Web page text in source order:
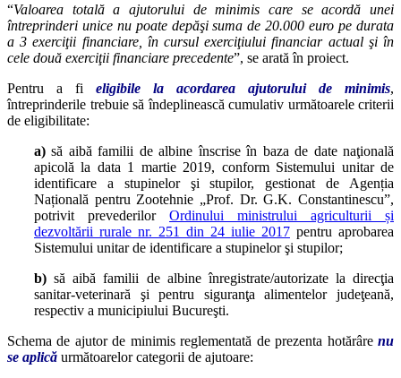
“Valoarea totală a ajutorului de minimis care se acordă unei
întreprinderi unice nu poate depăşi suma de 20.000 euro pe durata
a 3 exerciţii financiare, în cursul exerciţiului financiar actual şi în
cele două exerciţii financiare precedente”, se arată în proiect.
Pentru a fi eligibile la acordarea ajutorului de minimis,
întreprinderile trebuie să îndeplinească cumulativ următoarele criterii
de eligibilitate:
a)să aibă familii de albine înscrise în baza de date naţională
apicolă la data 1 martie 2019, conform Sistemului unitar de
identificare a stupinelor şi stupilor, gestionat de Agenția
Națională pentru Zootehnie „Prof. Dr. G.K. Constantinescu”,
potrivit prevederilor Ordinului ministrului agriculturii și
dezvoltării rurale nr. 251 din 24 iulie 2017 pentru aprobarea
Sistemului unitar de identificare a stupinelor şi stupilor;
b)să aibă familii de albine înregistrate/autorizate la direcţia
sanitar-veterinară şi pentru siguranţa alimentelor judeţeană,
respectiv a municipiului Bucureşti.
Schema de ajutor de minimis reglementată de prezenta hotărâre nu
se aplică următoarelor categorii de ajutoare: